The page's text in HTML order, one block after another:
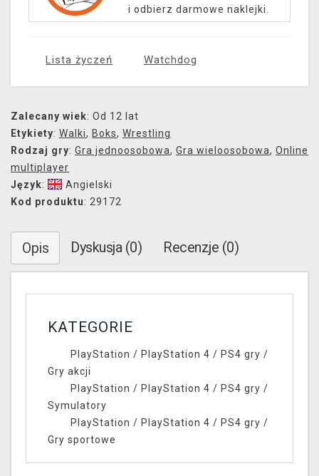
i odbierz darmowe naklejki.
Lista życzeń Watchdog
Zalecany wiek: Od 12 lat
Etykiety: Walki, Boks, Wrestling
Rodzaj gry: Gra jednoosobowa, Gra wieloosobowa, Online
multiplayer
Język:
Angielski
Kod produktu: 29172
Opis Dyskusja (0) Recenzje (0)
KATEGORIE
PlayStation / PlayStation 4 / PS4 gry /
Gry akcji
PlayStation / PlayStation 4 / PS4 gry /
Symulatory
PlayStation / PlayStation 4 / PS4 gry /
Gry sportowe